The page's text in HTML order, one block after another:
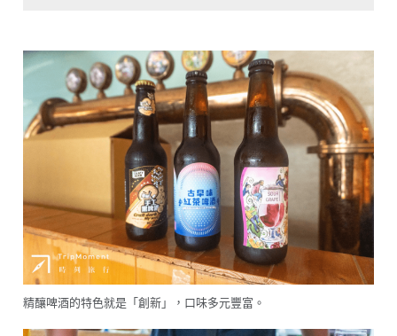
精釀啤酒的特色就是「創新」，口味多元豐富。